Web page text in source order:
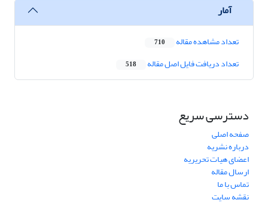
آمار
تعداد مشاهده مقاله 710
تعداد دریافت فایل اصل مقاله 518
دسترسی سریع
صفحه اصلی
درباره نشریه
اعضای هیات تحریریه
ارسال مقاله
تماس با ما
نقشه سایت